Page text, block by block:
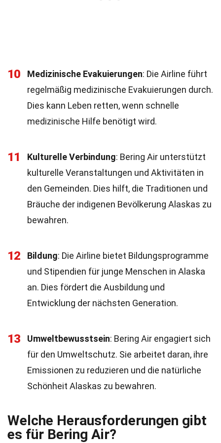
10 Medizinische Evakuierungen: Die Airline führt
regelmäßig medizinische Evakuierungen durch.
Dies kann Leben retten, wenn schnelle
medizinische Hilfe benötigt wird.
11 Kulturelle Verbindung: Bering Air unterstützt
kulturelle Veranstaltungen und Aktivitäten in
den Gemeinden. Dies hilft, die Traditionen und
Bräuche der indigenen Bevölkerung Alaskas zu
bewahren.
12 Bildung: Die Airline bietet Bildungsprogramme
und Stipendien für junge Menschen in Alaska
an. Dies fördert die Ausbildung und
Entwicklung der nächsten Generation.
13 Umweltbewusstsein: Bering Air engagiert sich
für den Umweltschutz. Sie arbeitet daran, ihre
Emissionen zu reduzieren und die natürliche
Schönheit Alaskas zu bewahren.
Welche Herausforderungen gibt
es für Bering Air?